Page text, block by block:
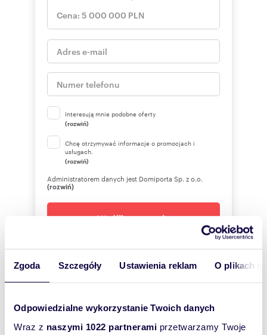
Zgoda Szczegóły Ustawienia reklam O plikach
Odpowiedzialne wykorzystanie Twoich danych
Wraz z naszymi 1022 partnerami przetwarzamy Twoje
Interesują mnie podobne oferty
(rozwiń)
Chcę otrzymywać informacje o promocjach i
usługach.
(rozwiń)
Administratorem danych jest Domiporta Sp. z o.o.
(rozwiń)
Wyślij zapytanie
730 82 Pokaż telefon